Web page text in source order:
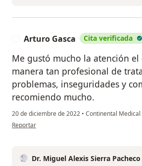
Arturo Gasca Cita verificada
Me gustó mucho la atención el
manera tan profesional de
problemas, inseguridades y
recomiendo mucho.
20 de diciembre de 2022 • Continental
en opinión del usuario Arturo Gasca
Reportar
Dr. Miguel Alexis Sierra Pacheco